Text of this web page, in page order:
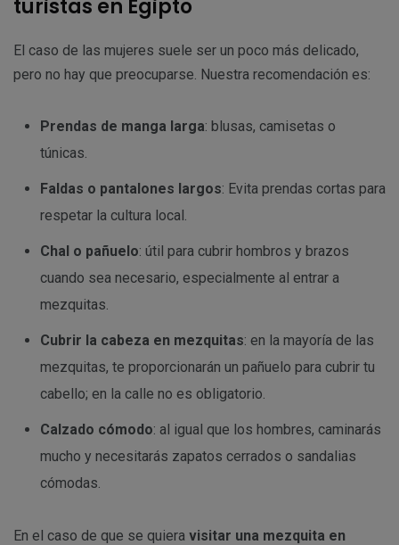
turistas en Egipto
El caso de las mujeres suele ser un poco más delicado,
pero no hay que preocuparse. Nuestra recomendación es:
Prendas de manga larga: blusas, camisetas o
túnicas.
Faldas o pantalones largos: Evita prendas cortas para
respetar la cultura local.
Chal o pañuelo: útil para cubrir hombros y brazos
cuando sea necesario, especialmente al entrar a
mezquitas.
Cubrir la cabeza en mezquitas: en la mayoría de las
mezquitas, te proporcionarán un pañuelo para cubrir tu
cabello; en la calle no es obligatorio.
Calzado cómodo: al igual que los hombres, caminarás
mucho y necesitarás zapatos cerrados o sandalias
cómodas.
En el caso de que se quiera visitar una mezquita en